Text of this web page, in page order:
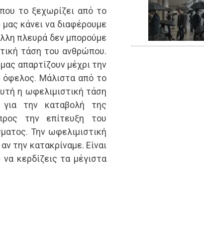
το ξεχωρίζει από το
κάνει να διαφέρουμε
πλευρά δεν μπορούμε
τάση του ανθρώπου.
απαρτίζουν μέχρι την
όφελος. Μάλιστα από το
η ωφελιμιστική τάση
την καταβολή της
την επίτευξη του
Την ωφελιμιστική
την κατακρίναμε. Είναι
κερδίζεις τα μέγιστα